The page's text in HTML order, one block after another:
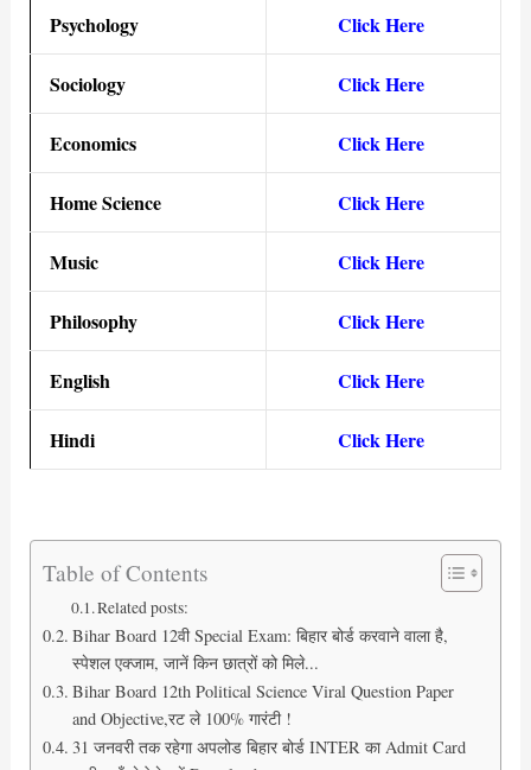
Psychology Click Here
Sociology Click Here
Economics Click Here
Home Science Click Here
Music Click Here
Philosophy Click Here
English Click Here
Hindi Click Here
Table of Contents
Related posts:
Bihar Board 12वी Special Exam: बिहार बोर्ड करवाने वाला है,
स्पेशल एक्जाम, जानें किन छात्रों को मिले...
Bihar Board 12th Political Science Viral Question Paper
and Objective,रट ले 100% गारंटी !
31 जनवरी तक रहेगा अपलोड बिहार बोर्ड INTER का Admit Card